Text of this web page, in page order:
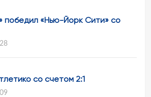
победил «Нью-Йорк Сити» со
со счетом 2:1